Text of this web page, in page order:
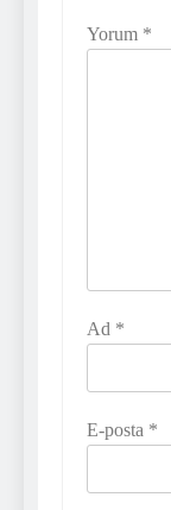
Yorum *
Ad *
E-posta *